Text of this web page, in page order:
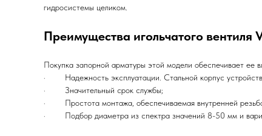
гидросистемы целиком.
Преимущества игольчатого вентиля
Покупка запорной арматуры этой модели обеспечивает ее
· Надежность эксплуатации. Стальной корпус
· Значительный срок службы;
· Простота монтажа, обеспечиваемая внутренней
· Подбор диаметра из спектра значений 8-50 мм и